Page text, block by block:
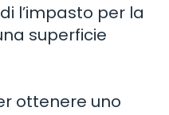
l’impasto per la
superficie
ottenere uno